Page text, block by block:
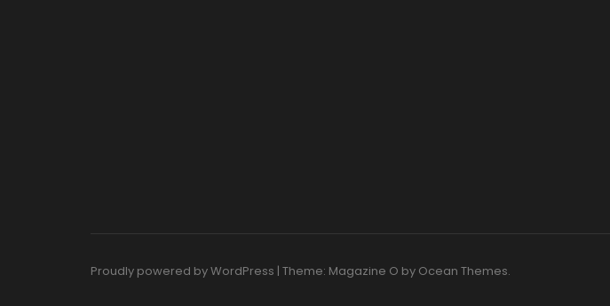
Proudly powered by WordPress | Theme: Magazine O by Ocean Themes.